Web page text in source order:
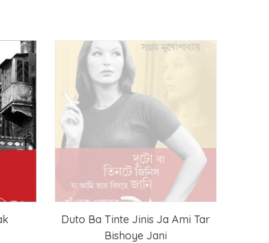
Duto Ba Tinte Jinis Ja Ami Tar
Bishoye Jani